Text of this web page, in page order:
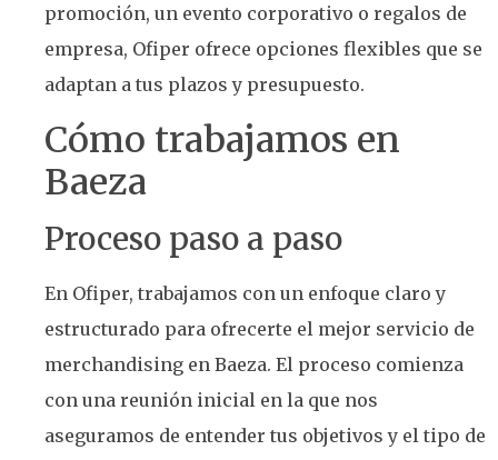
promoción, un evento corporativo o regalos de
empresa, Ofiper ofrece opciones flexibles que se
adaptan a tus plazos y presupuesto.
Cómo trabajamos en
Baeza
Proceso paso a paso
En Ofiper, trabajamos con un enfoque claro y
estructurado para ofrecerte el mejor servicio de
merchandising en Baeza. El proceso comienza
con una reunión inicial en la que nos
aseguramos de entender tus objetivos y el tipo de